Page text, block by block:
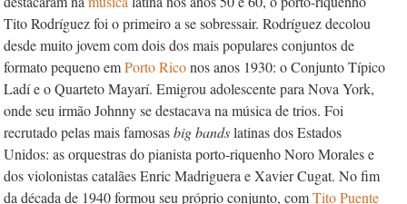
Tito Rodríguez foi o primeiro a se sobressair. Rodríguez decolou
desde muito jovem com dois dos mais populares conjuntos de
formato pequeno emPorto Riconos anos 1930: o Conjunto Típico
Ladí e o Quarteto Mayarí. Emigrou adolescente para Nova York,
onde seu irmão Johnny se destacava na música de trios. Foi
recrutado pelas mais famosasbig bandslatinas dos Estados
Unidos: as orquestras do pianista porto-riquenho Noro Morales e
dos violonistas catalães Enric Madriguera e Xavier Cugat. No fim
da década de 1940 formou seu próprio conjunto, comTito Puente